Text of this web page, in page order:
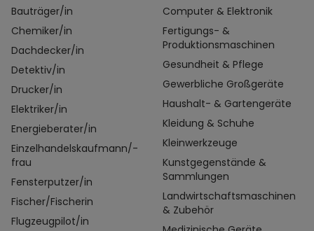
Bauträger/in
Chemiker/in
Dachdecker/in
Detektiv/in
Drucker/in
Elektriker/in
Energieberater/in
Einzelhandelskaufmann/-
frau
Fensterputzer/in
Fischer/Fischerin
Flugzeugpilot/in
Computer & Elektronik
Fertigungs- &
Produktionsmaschinen
Gesundheit & Pflege
Gewerbliche Großgeräte
Haushalt- & Gartengeräte
Kleidung & Schuhe
Kleinwerkzeuge
Kunstgegenstände &
Sammlungen
Landwirtschaftsmaschinen
& Zubehör